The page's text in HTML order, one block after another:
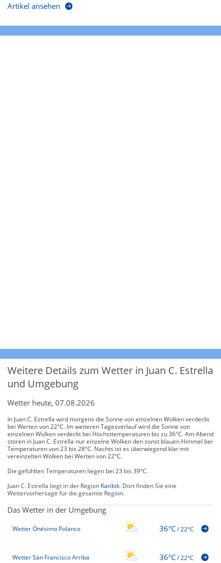
Artikel ansehen
Weitere Details zum Wetter in Juan C. Estrella
und Umgebung
Wetter heute, 07.08.2026
In Juan C. Estrella wird morgens die Sonne von einzelnen Wolken verdeckt
bei Werten von 22°C. Im weiteren Tagesverlauf wird die Sonne von
einzelnen Wolken verdeckt bei Höchsttemperaturen bis zu 36°C. Am Abend
stören in Juan C. Estrella nur einzelne Wolken den sonst blauen Himmel bei
Temperaturen von 23 bis 28°C. Nachts ist es überwiegend klar mit
vereinzelten Wolken bei Werten von 22°C.
Die gefühlten Temperaturen liegen bei 23 bis 39°C.
Juan C. Estrella liegt in der Region Karibik. Dort finden Sie eine
Wettervorhersage für die gesamte Region.
Das Wetter in der Umgebung
Wetter Onésimo Polanco 36°C/22°C
Wetter San Francisco Arriba 36°C/22°C